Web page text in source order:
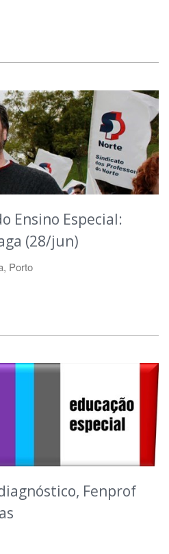
Ensino Especial:
(28/jun)
, Porto
Fenprof